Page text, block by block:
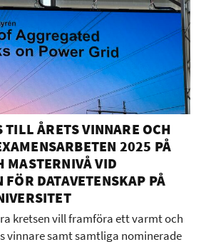
TILL ÅRETS VINNARE OCH
2025 PÅ
MASTERNIVÅ VID
DATAVETENSKAP PÅ
kretsen vill framföra ett varmt och
vinnare samt samtliga nominerade